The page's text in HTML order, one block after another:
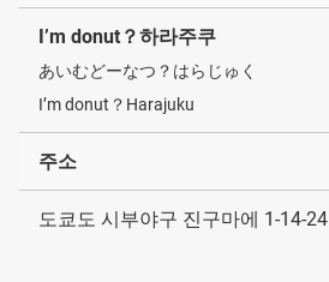
I’m donut？하라주쿠
あいむどーなつ？はらじゅく
I’m donut？Harajuku
주소
도쿄도 시부야구 진구마에 1-14-24